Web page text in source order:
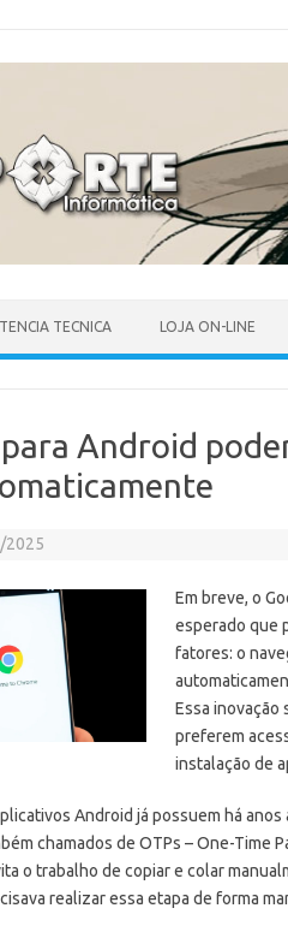
TECNICA LOJA ON-LINE
Android
2025
Em breve, o
esperado que
fatores: o
Essa inovação
preferem
instalação de
Android já possuem há
chamados de OTPs – One-Time
o trabalho de copiar e colar
realizar essa etapa de forma